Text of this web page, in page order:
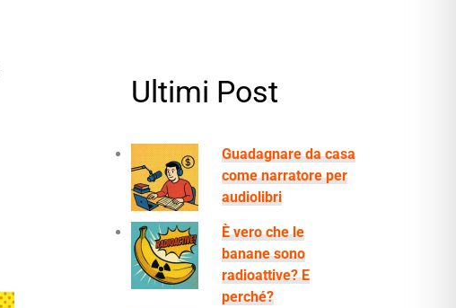
Ultimi Post
Guadagnare da casa
come narratore per
audiolibri
È vero che le
banane sono
radioattive? E
perché?